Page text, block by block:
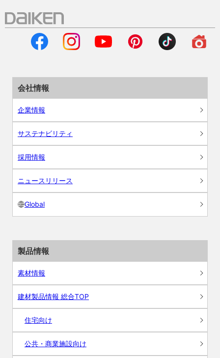
会社情報
企業情報
サステナビリティ
採用情報
ニュースリリース
Global
製品情報
素材情報
建材製品情報 総合TOP
住宅向け
公共・商業施設向け